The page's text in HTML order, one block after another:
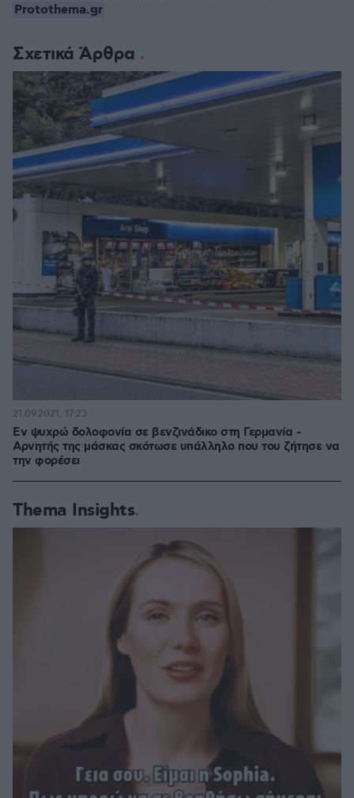
Σχετικά Άρθρα
Εν ψυχρώ δολοφονία σε βενζινάδικο στη Γερμανία -
Αρνητής της μάσκας σκότωσε υπάλληλο που του ζήτησε να
την φορέσει
21.09.2021, 17:23
Thema Insights
Protothema.gr